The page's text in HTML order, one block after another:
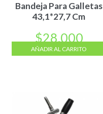
Bandeja Para Galletas
43,1*27,7 Cm
$28.000
AÑADIR AL CARRITO